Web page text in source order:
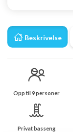
Beskrivelse
Opp til 9 personer
Privat basseng